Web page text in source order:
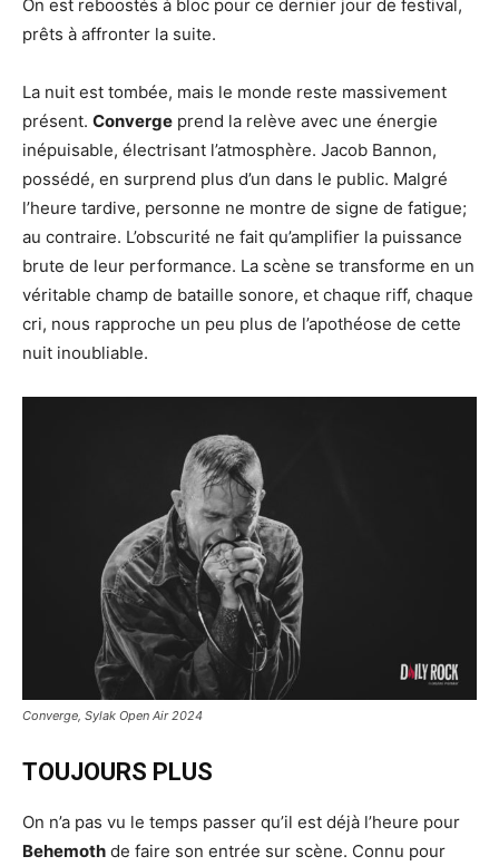
On est reboostés à bloc pour ce dernier jour de festival,
prêts à affronter la suite.
La nuit est tombée, mais le monde reste massivement
présent. Converge prend la relève avec une énergie
inépuisable, électrisant l’atmosphère. Jacob Bannon,
possédé, en surprend plus d’un dans le public. Malgré
l’heure tardive, personne ne montre de signe de fatigue;
au contraire. L’obscurité ne fait qu’amplifier la puissance
brute de leur performance. La scène se transforme en un
véritable champ de bataille sonore, et chaque riff, chaque
cri, nous rapproche un peu plus de l’apothéose de cette
nuit inoubliable.
Converge, Sylak Open Air 2024
TOUJOURS PLUS
On n’a pas vu le temps passer qu’il est déjà l’heure pour
Behemoth de faire son entrée sur scène. Connu pour